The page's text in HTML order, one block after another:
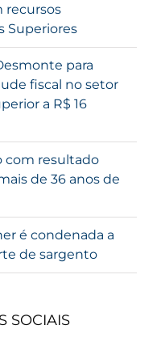
recursos
Superiores
para
fiscal no setor
a R$ 16
com resultado
de 36 anos de
é condenada a
de sargento
SOCIAIS